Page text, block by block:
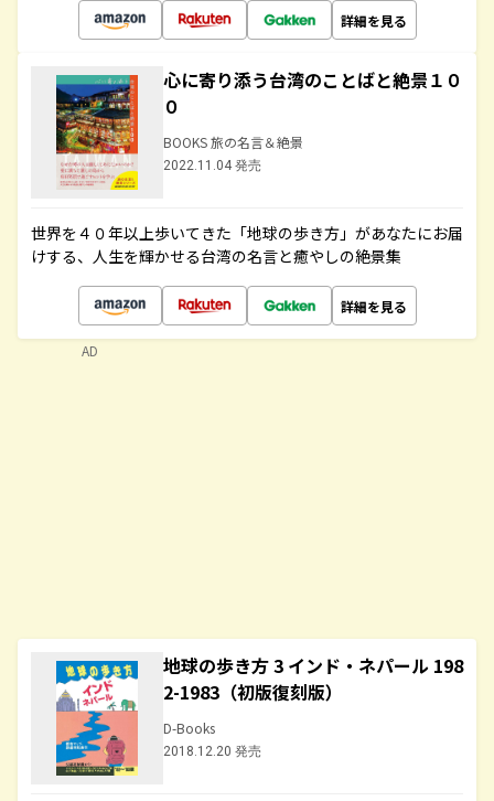
詳細を見る
心に寄り添う台湾のことばと絶景１０
０
BOOKS 旅の名言＆絶景
2022.11.04 発売
世界を４０年以上歩いてきた「地球の歩き方」があなたにお届
けする、人生を輝かせる台湾の名言と癒やしの絶景集
詳細を見る
地球の歩き方 3 インド・ネパール 198
2-1983（初版復刻版）
D-Books
2018.12.20 発売
AD